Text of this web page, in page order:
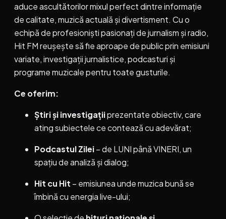
aduce ascultătorilor mixul perfect dintre informație
de calitate, muzică actuală și divertisment. Cu o
echipă de profesioniști pasionați de jurnalism și radio,
Hit FM reușește să fie aproape de public prin emisiuni
variate, investigații jurnalistice, podcasturi și
programe muzicale pentru toate gusturile.
Ce oferim:
Știri și investigațiiprezentate obiectiv, care
ating subiectele ce contează cu adevărat;
Podcastul Zilei– de LUNI până VINERI, un
spațiu de analiză și dialog;
Hit cu Hit – emisiunea unde muzica bună se
îmbină cu energia live-ului;